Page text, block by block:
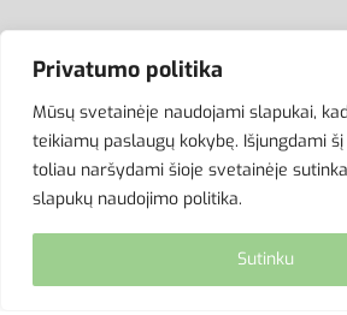
Privatumo politika
Mūsų svetainėje naudojami slapukai,
teikiamų paslaugų kokybę. Išjungdami
toliau naršydami šioje svetainėje
slapukų naudojimo politika.
Sutinku